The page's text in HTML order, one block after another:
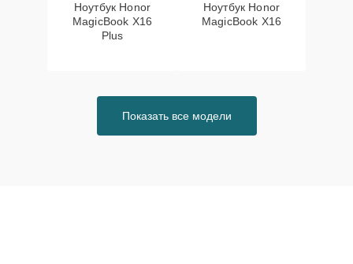
Ноутбук Honor
MagicBook X16
Plus
Ноутбук Honor
MagicBook X16
Показать все модели